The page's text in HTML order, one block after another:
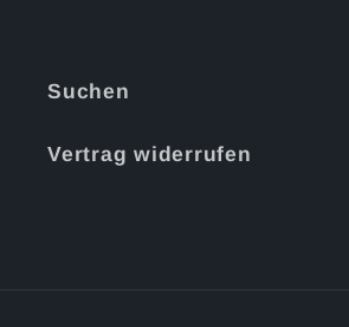
Suchen
Vertrag widerrufen